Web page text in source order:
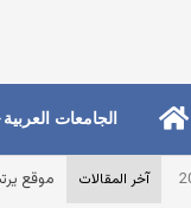
الرئيسيةالجامعات العربية
آخر المقالات أساسيات